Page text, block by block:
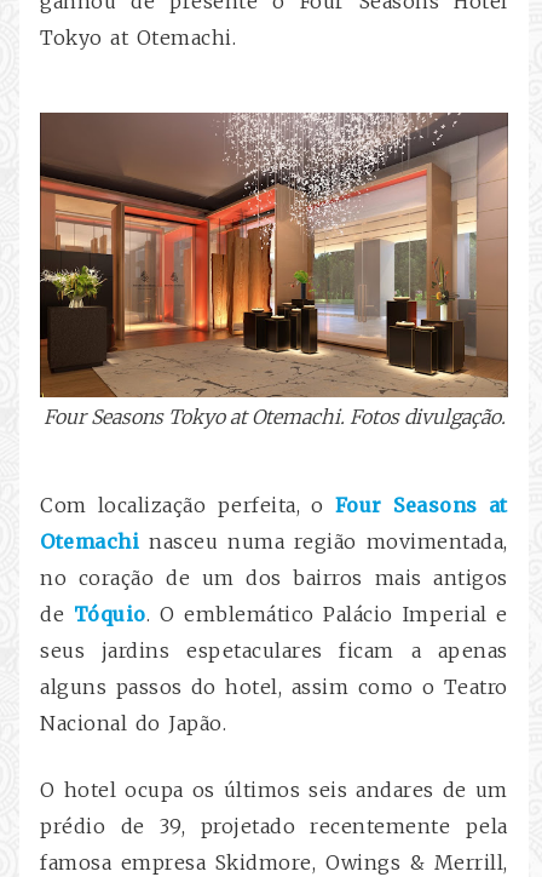
Tokyo at Otemachi.
Four Seasons Tokyo at Otemachi. Fotos divulgação.
Com localização perfeita, o Four Seasons at
Otemachinasceu numa região movimentada,
no coração de um dos bairros mais antigos
de Tóquio. O emblemático Palácio Imperial e
seus jardins espetaculares ficam a apenas
alguns passos do hotel, assim como o Teatro
Nacional do Japão.
O hotel ocupa os últimos seis andares de um
prédio de 39, projetado recentemente pela
famosa empresa Skidmore, Owings & Merrill,